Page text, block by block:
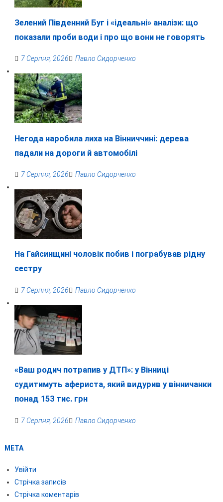
Зелений Південний Буг і «ідеальні» аналізи: що
показали проби води і про що вони не говорять
7 Серпня, 2026 Павло Сидорченко
Негода наробила лиха на Вінниччині: дерева
падали на дороги й автомобілі
7 Серпня, 2026 Павло Сидорченко
На Гайсинщині чоловік побив і пограбував рідну
сестру
7 Серпня, 2026 Павло Сидорченко
«Ваш родич потрапив у ДТП»: у Вінниці
судитимуть афериста, який видурив у вінничанки
понад 153 тис. грн
7 Серпня, 2026 Павло Сидорченко
МЕТА
Увійти
Стрічка записів
Стрічка коментарів